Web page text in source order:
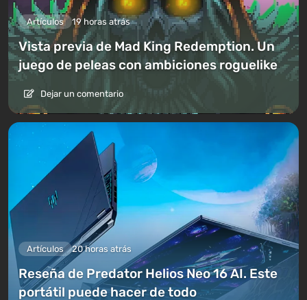
Artículos 19 horas atrás
Vista previa de Mad King Redemption. Un
juego de peleas con ambiciones roguelike
Dejar un comentario
Artículos 20 horas atrás
Reseña de Predator Helios Neo 16 AI. Este
portátil puede hacer de todo